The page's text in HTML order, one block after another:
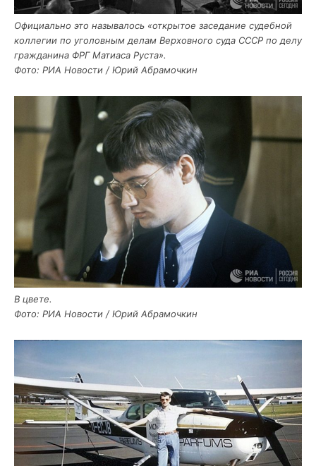
Офи­ци­аль­но это назы­ва­лось «откры­тое засе­да­ние судеб­ной
кол­ле­гии по уго­лов­ным делам Вер­хов­но­го суда СССР по делу
граж­да­ни­на ФРГ Мати­а­са Руста».
Фото: РИА Ново­сти / Юрий Абрамочкин
В цве­те.
Фото: РИА Ново­сти / Юрий Абрамочкин